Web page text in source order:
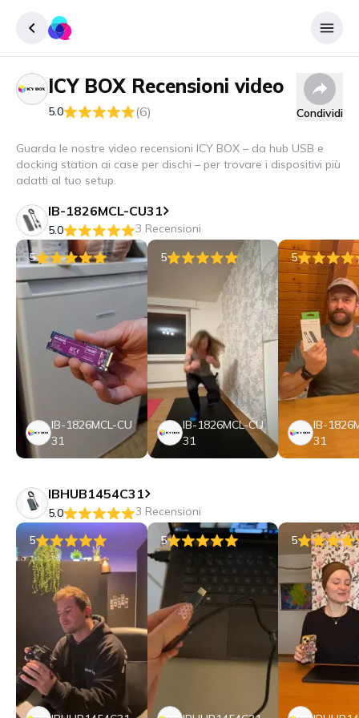
Accedere
Inscrivere
ICY BOX Recensioni video
5.0 (6) Condividi
Guarda le nostre video recensioni ICY BOX – da hub USB e
docking station ai case per dischi – per trovare i dispositivi più
adatti al tuo setup.
IB-1826MCL-CU31
5.0
3 Recensioni
5
IB-1826MCL-CU
31
5
IB-1826MCL-CU
31
5
IB-
31
IBHUB1454C31
5.0
3 Recensioni
5
5 5